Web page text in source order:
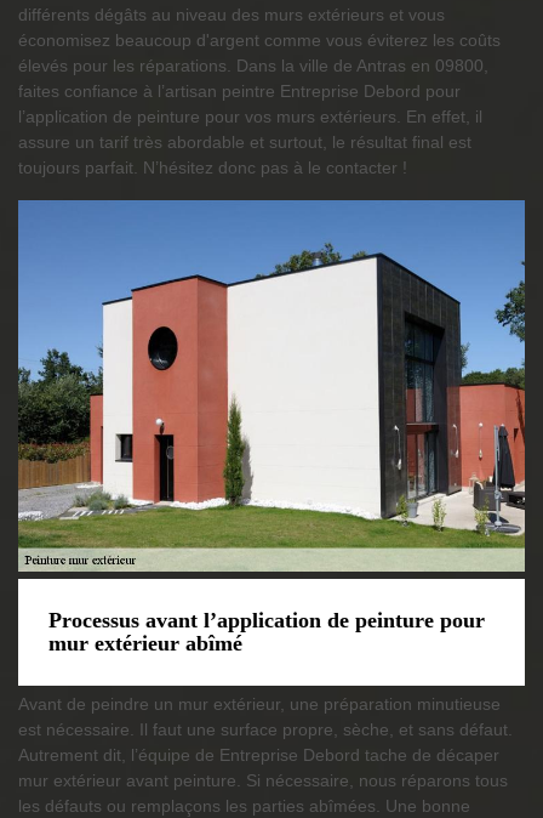
différents dégâts au niveau des murs extérieurs et vous
économisez beaucoup d'argent comme vous éviterez les coûts
élevés pour les réparations. Dans la ville de Antras en 09800,
faites confiance à l’artisan peintre Entreprise Debord pour
l’application de peinture pour vos murs extérieurs. En effet, il
assure un tarif très abordable et surtout, le résultat final est
toujours parfait. N’hésitez donc pas à le contacter !
Processus avant l’application de peinture pour
mur extérieur abîmé
Avant de peindre un mur extérieur, une préparation minutieuse
est nécessaire. Il faut une surface propre, sèche, et sans défaut.
Autrement dit, l’équipe de Entreprise Debord tache de décaper
mur extérieur avant peinture. Si nécessaire, nous réparons tous
les défauts ou remplaçons les parties abîmées. Une bonne